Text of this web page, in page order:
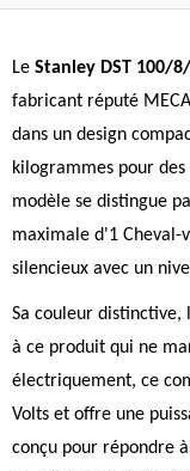
Le Stanley DST 100/
fabricant réputé
dans un design
kilogrammes pour
modèle se distingue
maximale d'1
silencieux avec un
Sa couleur distinctive,
à ce produit qui ne
électriquement, ce
Volts et offre une
conçu pour répondre